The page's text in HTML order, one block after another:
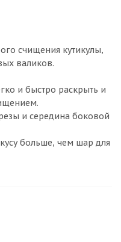
счищения кутикулы,
валиков.
и быстро раскрыть и
и середина боковой
больше, чем шар для